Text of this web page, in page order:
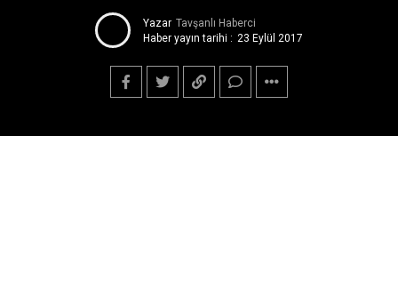
Yazar Tavşanlı Haberci
Haber yayın tarihi : 23 Eylül 2017